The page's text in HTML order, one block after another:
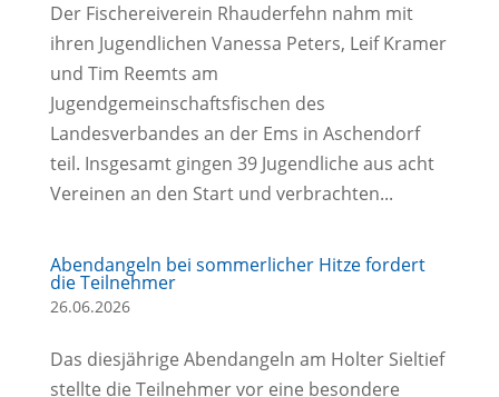
Der Fischereiverein Rhauderfehn nahm mit
ihren Jugendlichen Vanessa Peters, Leif Kramer
und Tim Reemts am
Jugendgemeinschaftsfischen des
Landesverbandes an der Ems in Aschendorf
teil. Insgesamt gingen 39 Jugendliche aus acht
Vereinen an den Start und verbrachten...
Abendangeln bei sommerlicher Hitze fordert
die Teilnehmer
26.06.2026
Das diesjährige Abendangeln am Holter Sieltief
stellte die Teilnehmer vor eine besondere